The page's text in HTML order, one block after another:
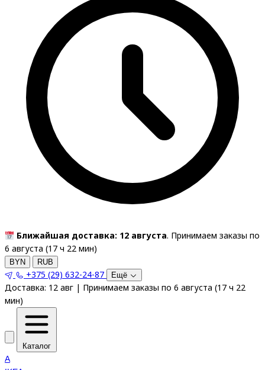
Ближайшая доставка: 12 августа. Принимаем заказы по
6 августа (17 ч 22 мин)
BYN RUB
+375 (29) 632-24-87 Ещё
Доставка: 12 авг | Принимаем заказы по 6 августа (17 ч 22
мин)
Каталог
A